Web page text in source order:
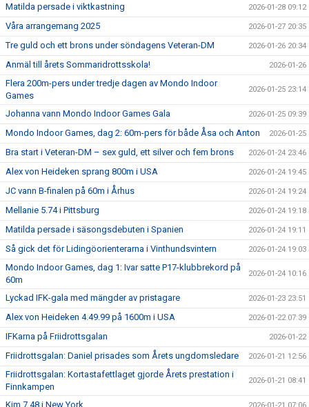
Matilda persade i viktkastning 2026-01-28 09:12
Våra arrangemang 2025 2026-01-27 20:35
Tre guld och ett brons under söndagens Veteran-DM 2026-01-26 20:34
Anmäl till årets Sommaridrottsskola! 2026-01-26
Flera 200m-pers under tredje dagen av Mondo Indoor
Games
2026-01-25 23:14
Johanna vann Mondo Indoor Games Gala 2026-01-25 09:39
Mondo Indoor Games, dag 2: 60m-pers för både Åsa och Anton 2026-01-25
Bra start i Veteran-DM – sex guld, ett silver och fem brons 2026-01-24 23:46
Alex von Heideken sprang 800m i USA 2026-01-24 19:45
JC vann B-finalen på 60m i Århus 2026-01-24 19:24
Mellanie 5.74 i Pittsburg 2026-01-24 19:18
Matilda persade i säsongsdebuten i Spanien 2026-01-24 19:11
Så gick det för Lidingöorienterarna i Vinthundsvintern 2026-01-24 19:03
Mondo Indoor Games, dag 1: Ivar satte P17-klubbrekord på
60m
2026-01-24 10:16
Lyckad IFK-gala med mängder av pristagare 2026-01-23 23:51
Alex von Heideken 4.49.99 på 1600m i USA 2026-01-22 07:39
IFKarna på Friidrottsgalan 2026-01-22
Friidrottsgalan: Daniel prisades som Årets ungdomsledare 2026-01-21 12:56
Friidrottsgalan: Kortastafettlaget gjorde Årets prestation i
Finnkampen
2026-01-21 08:41
Kim 7.48 i New York